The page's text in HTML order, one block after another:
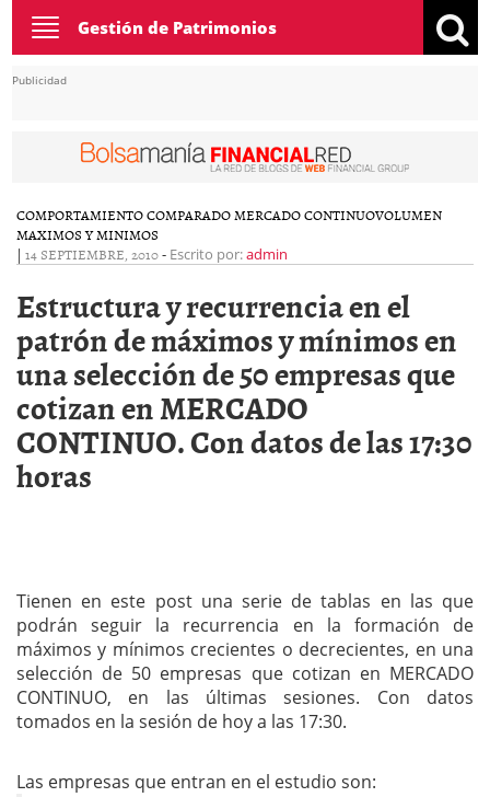
Toggle
navigation
Gestión de Patrimonios
Publicidad
COMPORTAMIENTO COMPARADO MERCADO CONTINUOVOLUMEN
MAXIMOS Y MINIMOS
| 14 SEPTIEMBRE, 2010- Escrito por:admin
Estructura y recurrencia en el
patrón de máximos y mínimos en
una selección de 50 empresas que
cotizan en MERCADO
CONTINUO. Con datos de las 17:30
horas
Tienen en este post una serie de tablas en las que
podrán seguir la recurrencia en la formación de
máximos y mínimos crecientes o decrecientes, en una
selección de 50 empresas que cotizan en MERCADO
CONTINUO, en las últimas sesiones. Con datos
tomados en la sesión de hoy a las 17:30.
Las empresas que entran en el estudio son: